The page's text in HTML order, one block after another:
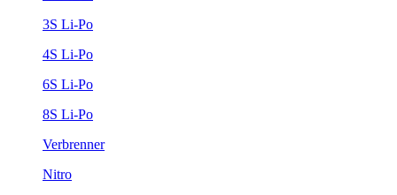
3S Li-Po
4S Li-Po
6S Li-Po
8S Li-Po
Verbrenner
Nitro